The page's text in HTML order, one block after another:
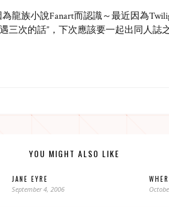
龍族小說Fanart而認識～最近因為
三次的話”，下次應該要一起出同人誌
YOU MIGHT ALSO LIKE
JANE EYRE
September 4, 2006